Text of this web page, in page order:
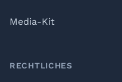
Media-Kit
RECHTLICHES